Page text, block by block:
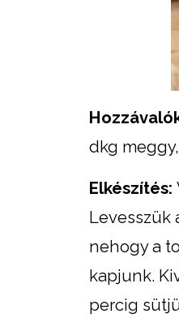
dkg
Elkészítés:
Levesszük
nehogy a
kapjunk.
percig